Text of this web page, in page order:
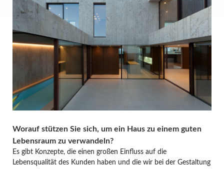
Worauf stützen Sie sich, um ein Haus zu einem guten
Lebensraum zu verwandeln?
Es gibt Konzepte, die einen großen Einfluss auf die
Lebensqualität des Kunden haben und die wir bei der Gestaltung